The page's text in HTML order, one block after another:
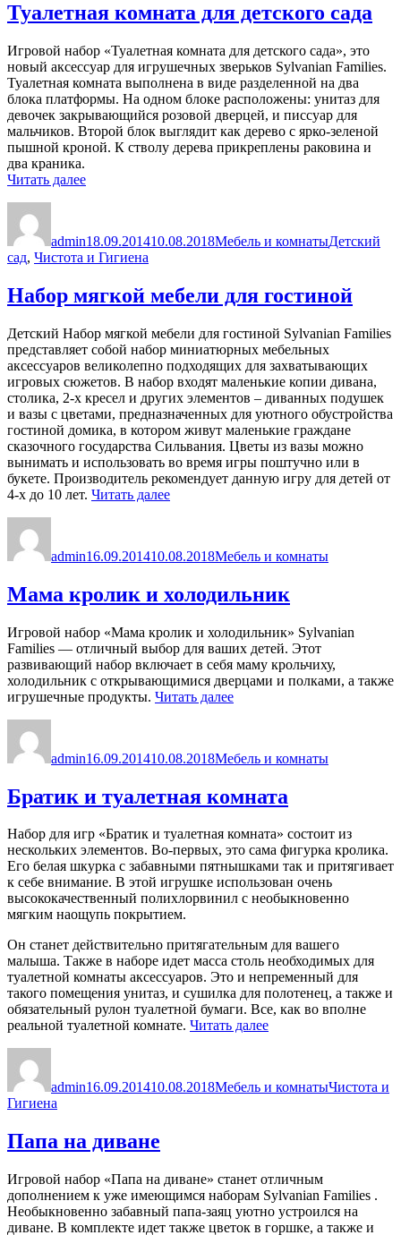
Туалетная комната для детского сада
Игровой набор «Туалетная комната для детского сада», это
новый аксессуар для игрушечных зверьков Sylvanian Families.
Туалетная комната выполнена в виде разделенной на два
блока платформы. На одном блоке расположены: унитаз для
девочек закрывающийся розовой дверцей, и писсуар для
мальчиков. Второй блок выглядит как дерево с ярко-зеленой
пышной кроной. К стволу дерева прикреплены раковина и
два краника.
Читать далее«Туалетная
сада»
admin18.09.201410.08.2018Мебель и комнатыДетский
сад, Чистота и Гигиена
Набор мягкой мебели для гостиной
Детский Набор мягкой мебели для гостиной Sylvanian Families
представляет собой набор миниатюрных мебельных
аксессуаров великолепно подходящих для захватывающих
игровых сюжетов. В набор входят маленькие копии дивана,
столика, 2-х кресел и других элементов – диванных подушек
и вазы с цветами, предназначенных для уютного обустройства
гостиной домика, в котором живут маленькие граждане
сказочного государства Сильвания. Цветы из вазы можно
вынимать и использовать во время игры поштучно или в
букете. Производитель рекомендует данную игру для детей от
4-х до 10 лет. Читать далее«Набор
гостиной»
admin16.09.201410.08.2018Мебель и комнаты
Мама кролик и холодильник
Игровой набор «Мама кролик и холодильник» Sylvanian
Families — отличный выбор для ваших детей. Этот
развивающий набор включает в себя маму крольчиху,
холодильник с открывающимися дверцами и полками, а также
игрушечные продукты. Читать далее«Мама
admin16.09.201410.08.2018Мебель и комнаты
Братик и туалетная комната
Набор для игр «Братик и туалетная комната» состоит из
нескольких элементов. Во-первых, это сама фигурка кролика.
Его белая шкурка с забавными пятнышками так и притягивает
к себе внимание. В этой игрушке использован очень
высококачественный полихлорвинил с необыкновенно
мягким наощупь покрытием.
Он станет действительно притягательным для вашего
малыша. Также в наборе идет масса столь необходимых для
туалетной комнаты аксессуаров. Это и непременный для
такого помещения унитаз, и сушилка для полотенец, а также и
обязательный рулон туалетной бумаги. Все, как во вполне
реальной туалетной комнате. Читать далее«Братик
admin16.09.201410.08.2018Мебель и комнатыЧистота и
Гигиена
Папа на диване
Игровой набор «Папа на диване» станет отличным
дополнением к уже имеющимся наборам Sylvanian Families .
Необыкновенно забавный папа-заяц уютно устроился на
диване. В комплекте идет также цветок в горшке, а также и